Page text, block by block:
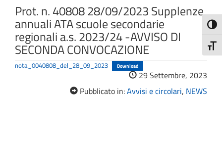
Prot. n. 40808 28/09/2023 Supplenze
annuali ATA scuole secondarie
regionali a.s. 2023/24 -AVVISO DI
SECONDA CONVOCAZIONE
nota_0040808_del_28_09_2023 Download
29 Settembre, 2023
Pubblicato in:Avvisi e circolari, NEWS